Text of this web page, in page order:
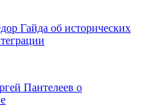
Гайда об исторических
Пантелеев о